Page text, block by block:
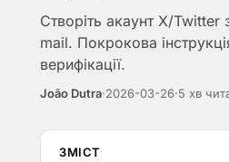
Створіть акаунт X/
mail. Покрокова
верифікації.
João Dutra·2026-03-26·5 хв
ЗМІСТ